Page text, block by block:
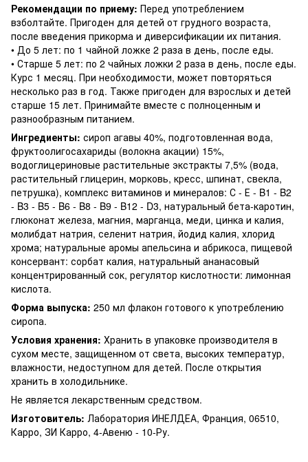
Рекомендации по приему: Перед употреблением
взболтайте. Пригоден для детей от грудного возраста,
после введения прикорма и диверсификации их питания.
• До 5 лет: по 1 чайной ложке 2 раза в день, после еды.
• Старше 5 лет: по 2 чайных ложки 2 раза в день, после еды.
Курс 1 месяц. При необходимости, может повторяться
несколько раз в год. Также пригоден для взрослых и детей
старше 15 лет. Принимайте вместе с полноценным и
разнообразным питанием.
Ингредиенты: сироп агавы 40%, подготовленная вода,
фруктоолигосахариды (волокна акации) 15%,
водоглицериновые растительные экстракты 7,5% (вода,
растительный глицерин, морковь, кресс, шпинат, свекла,
петрушка), комплекс витаминов и минералов: С - Е - B1 - B2
- B3 - B5 - B6 - B8 - B9 - B12 - D3, натуральный бета-каротин,
глюконат железа, магния, марганца, меди, цинка и калия,
молибдат натрия, селенит натрия, йодид калия, хлорид
хрома; натуральные аромы апельсина и абрикоса, пищевой
консервант: сорбат калия, натуральный ананасовый
концентрированный сок, регулятор кислотности: лимонная
кислота.
Форма выпуска: 250 мл флакон готового к употреблению
сиропа.
Условия хранения: Хранить в упаковке производителя в
сухом месте, защищенном от света, высоких температур,
влажности, недоступном для детей. После открытия
хранить в холодильнике.
Не является лекарственным средством.
Изготовитель: Лаборатория ИНЕЛДЕА, Франция, 06510,
Карро, ЗИ Карро, 4-Авеню - 10-Ру.